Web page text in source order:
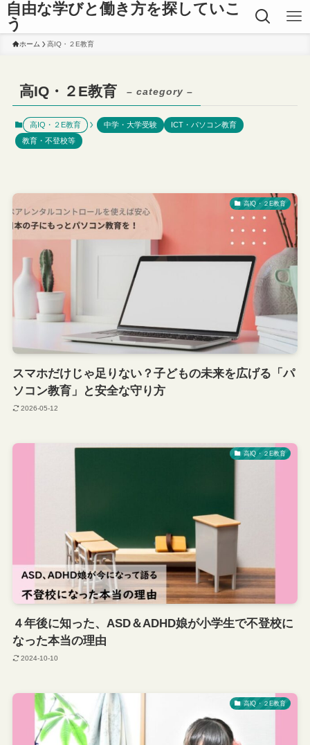
自由な学びと働き方を探していこ
う
ホーム 高IQ・２E教育
高IQ・２E教育 – category –
高IQ・２E教育 中学・大学受験
ICT・パソコン教育
教育・不登校等
高IQ・２E教育
スマホだけじゃ足りない？子どもの未来を広げる「パ
ソコン教育」と安全な守り方
2026-05-12
高IQ・２E教育
４年後に知った、ASD＆ADHD娘が小学生で不登校に
なった本当の理由
2024-10-10
高IQ・２E教育